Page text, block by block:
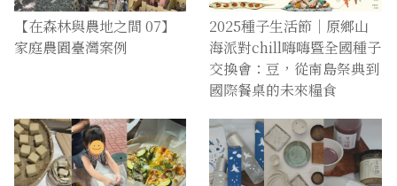
【在森林與農地之間 07】
家庭農園臺灣案例
2025種子生活節｜原鄉山
海派對chill嗨嗨暨全國種子
交換會：豆，從南島祭典到
國際餐桌的未來糧食